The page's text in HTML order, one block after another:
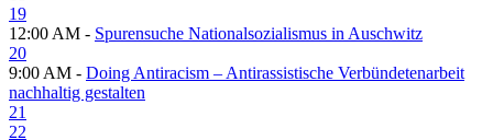
19
12:00 AM - Spurensuche Nationalsozialismus in Auschwitz
20
9:00 AM - Doing Antiracism – Antirassistische Verbündetenarbeit
nachhaltig gestalten
21
22